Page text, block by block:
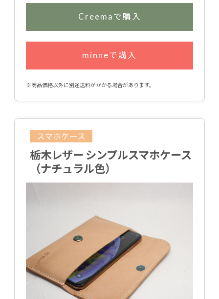
Creemaで購入
minneで購入
※商品価格以外に別途送料がかかる場合があります。
スマホケース
栃木レザー シンプルスマホケース
（ナチュラル色）